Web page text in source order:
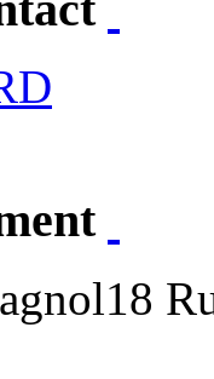
18